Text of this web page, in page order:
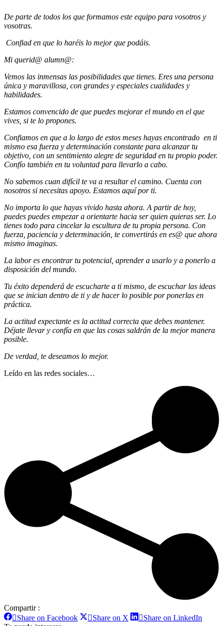
De parte de todos los que formamos este equipo para vosotros y
vosotras.
Confiad en que lo haréis lo mejor que podáis.
Mi querid@ alumn@:
Vemos las inmensas las posibilidades que tienes. Eres una persona
única y maravillosa, con grandes y especiales cualidades y
habilidades.
Estamos convencido de que puedes mejorar el mundo en el que
vives, si te lo propones.
Confiamos en que a lo largo de estos meses hayas encontrado en ti
mismo esa fuerza y determinación constante para alcanzar tu
objetivo, con un sentimiento alegre de seguridad en tu propio poder.
Confío también en tu voluntad para llevarlo a cabo.
No sabemos cuan difícil te va a resultar el camino. Cuenta con
nosotros si necesitas apoyo. Estamos aquí por ti.
No importa lo que hayas vivido hasta ahora. A partir de hoy,
puedes puedes empezar a orientarte hacia ser quien quieras ser. Lo
tienes todo para cincelar la escultura de tu propia persona. Con
fuerza, paciencia y determinación, te convertirás en es@ que ahora
mismo imaginas.
La labor es encontrar tu potencial, aprender a usarlo y a ponerlo a
disposición del mundo.
Tu éxito dependerá de escucharte a ti mismo, de escuchar las ideas
que se inician dentro de ti y de hacer lo posible por ponerlas en
práctica.
La actitud expectante es la actitud correcta que debes mantener.
Déjate llevar y confía en que las cosas saldrán de la mejor manera
posible.
De verdad, te deseamos lo mejor.
Leído en las redes sociales…
Compartir :
Share on Facebook
Share on X
Share on LinkedIn